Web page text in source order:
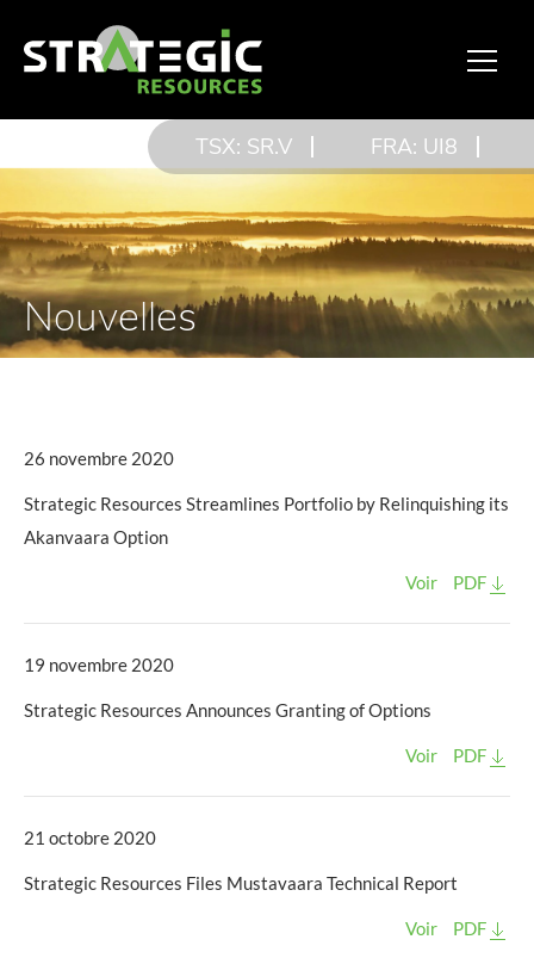
TSX: SR.V FRA: UI8
Nouvelles
26 novembre 2020
Strategic Resources Streamlines Portfolio by Relinquishing its
Akanvaara Option
Voir PDF
19 novembre 2020
Strategic Resources Announces Granting of Options
Voir PDF
21 octobre 2020
Strategic Resources Files Mustavaara Technical Report
Voir PDF